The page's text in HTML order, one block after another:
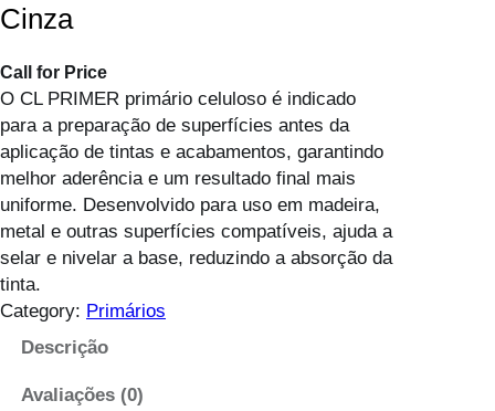
Cinza
Call for Price
O CL PRIMER primário celuloso é indicado
para a preparação de superfícies antes da
aplicação de tintas e acabamentos, garantindo
melhor aderência e um resultado final mais
uniforme. Desenvolvido para uso em madeira,
metal e outras superfícies compatíveis, ajuda a
selar e nivelar a base, reduzindo a absorção da
tinta.
Category: Primários
Descrição
Avaliações (0)